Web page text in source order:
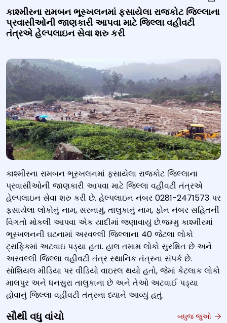
કાશ્મીરના રામબન ભૂસ્ખલનમાં ફસાયેલા રાજકોટ જિલ્લાના
પ્રવાસીઓની જાણકારી આપવા માટે જિલ્લા વહીવટી
તંત્રએ હેલ્પલાઇન સેવા શરુ કરી
કાશ્મીરના રામબન ભૂસ્ખલનમાં ફસાયેલા રાજકોટ જિલ્લાના
પ્રવાસીઓની જાણકારી આપવા માટે જિલ્લા વહીવટી તંત્રએ
હેલ્પલાઇન સેવા શરુ કરી છે. હેલ્પલાઇન નંબર 0281-2471573 પર
ફસાયેલા લોકોનું નામ, સરનામું, તાલુકાનું નામ, ફોન નંબર સહિતની
વિગતો મોકલી આપવા એક યાદીમાં જણાવાયું છે.જમ્મુ કાશ્મીરમાં
ભૂસ્ખલનની ઘટનામાં અરવલ્લી જિલ્લાના 40 જેટલા લોકો
ટ્રાફિકમાં અટવાઇ પડ્યા હતા. હાલ તમામ લોકો સુરક્ષિત છે અને
અરવલ્લી જિલ્લા વહીવટી તંત્ર સ્થાનિક તંત્રના સંપર્ક છે.
સોશિયલ મીડિયા પર વીડિયો વાઇરલ થયો હતો, જેમાં કેટલાક લોકો
માલપુર અને ધનસુરા તાલુકાના છે અને તેઓ અટવાઈ પડ્યા
હોવાનું જિલ્લા વહીવટી તંત્રના ધ્યાને આવ્યું હતું.
સૌથી વધુ વાંચો બધુજ જુઓ